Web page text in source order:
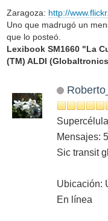
Zaragoza: http://
Uno que madrugó un
que lo posteó.
Lexibook SM1660 "La
(TM) ALDI
Supercélula
Mensajes:
Sic transit
Ubicación:
En línea